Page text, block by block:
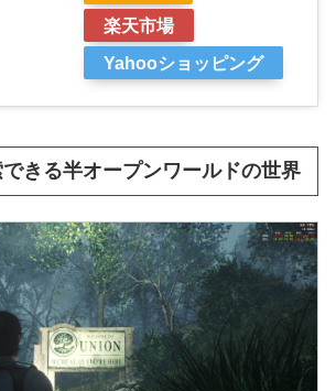
楽天市場
Yahooショッピング
できる半オープンワールドの世界